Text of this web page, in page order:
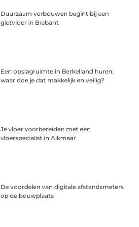
Duurzaam verbouwen begint bij een
gietvloer in Brabant
Een opslagruimte in Berkelland huren:
waar doe je dat makkelijk en veilig?
Je vloer voorbereiden met een
vloerspecialist in Alkmaar
De voordelen van digitale afstandsmeters
op de bouwplaats